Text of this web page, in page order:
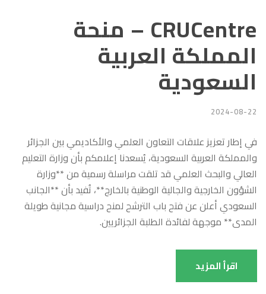
CRUCentre – منحة
المملكة العربية
السعودية
2024-08-22
في إطار تعزيز علاقات التعاون العلمي والأكاديمي بين الجزائر
والمملكة العربية السعودية، يُسعدنا إعلامكم بأن وزارة التعليم
العالي والبحث العلمي قد تلقت مراسلة رسمية من **وزارة
الشؤون الخارجية والجالية الوطنية بالخارج**، تُفيد بأن **الجانب
السعودي أعلن عن فتح باب الترشح لمنح دراسية مجانية طويلة
المدى** موجهة لفائدة الطلبة الجزائريين.
اقرأ المزيد